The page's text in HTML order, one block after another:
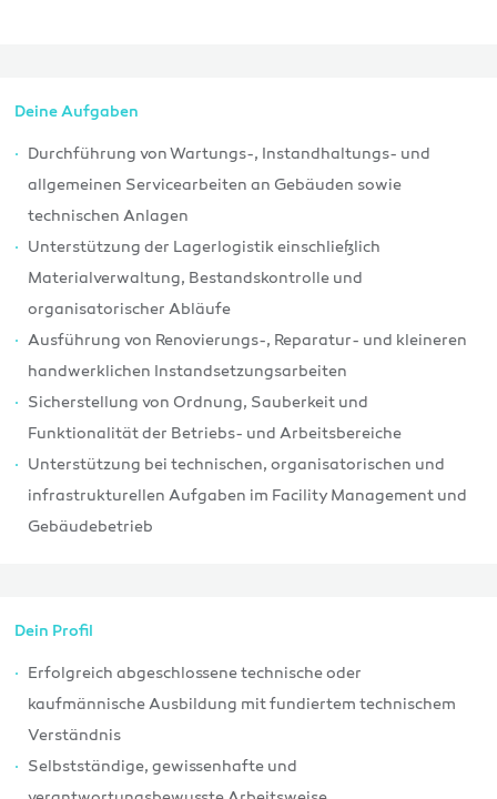
Deine Aufgaben
Durchführung von Wartungs-, Instandhaltungs- und
allgemeinen Servicearbeiten an Gebäuden sowie
technischen Anlagen
Unterstützung der Lagerlogistik einschließlich
Materialverwaltung, Bestandskontrolle und
organisatorischer Abläufe
Ausführung von Renovierungs-, Reparatur- und kleineren
handwerklichen Instandsetzungsarbeiten
Sicherstellung von Ordnung, Sauberkeit und
Funktionalität der Betriebs- und Arbeitsbereiche
Unterstützung bei technischen, organisatorischen und
infrastrukturellen Aufgaben im Facility Management und
Gebäudebetrieb
Dein Profil
Erfolgreich abgeschlossene technische oder
kaufmännische Ausbildung mit fundiertem technischem
Verständnis
Selbstständige, gewissenhafte und